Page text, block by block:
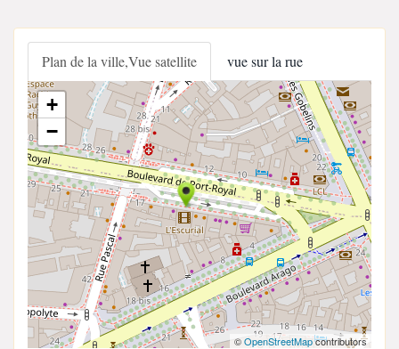
Plan de la ville,Vue satellite vue sur la rue
+
−
©OpenStreetMapcontributors